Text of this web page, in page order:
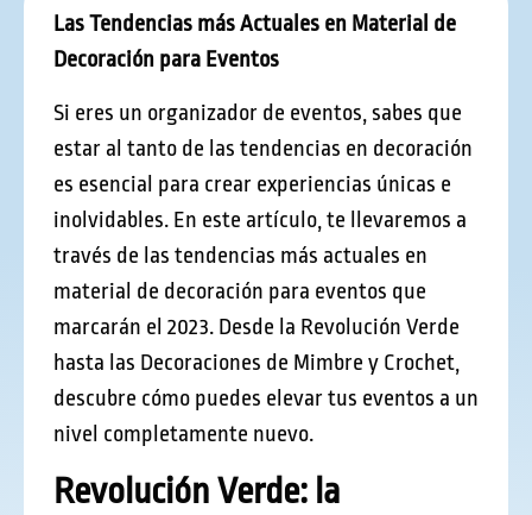
Las Tendencias más Actuales en Material de
Decoración para Eventos
Si eres un organizador de eventos, sabes que
estar al tanto de las tendencias en decoración
es esencial para crear experiencias únicas e
inolvidables. En este artículo, te llevaremos a
través de las tendencias más actuales en
material de decoración para eventos que
marcarán el 2023. Desde la Revolución Verde
hasta las Decoraciones de Mimbre y Crochet,
descubre cómo puedes elevar tus eventos a un
nivel completamente nuevo.
Revolución Verde: la